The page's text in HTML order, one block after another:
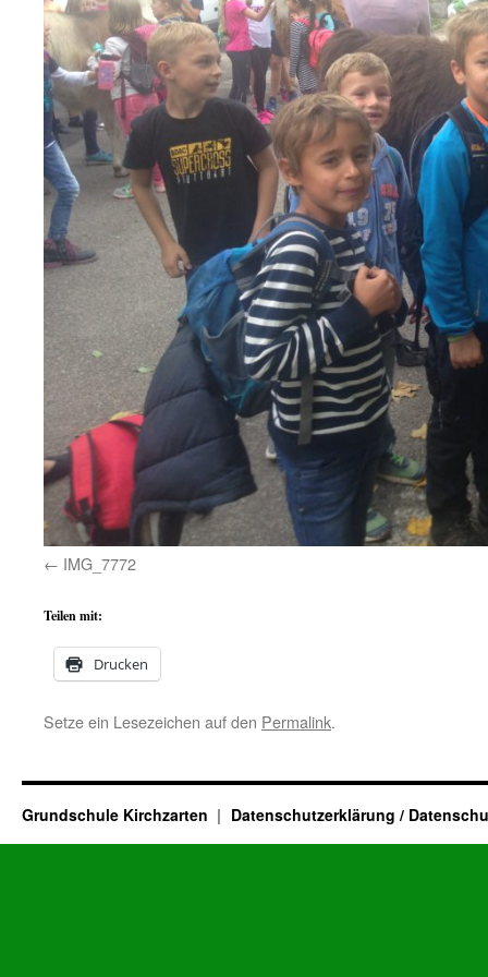
IMG_7772
Teilen mit:
Drucken
Setze ein Lesezeichen auf den Permalink.
Grundschule Kirchzarten Datenschutzerklärung /